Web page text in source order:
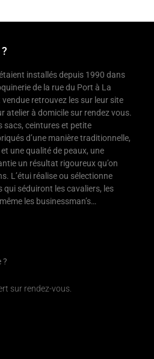
installés depuis 1990 dans
de la rue du Port à La
retrouvez les sur leur site
atelier à domicile sur rendez vous.
sacs, ceintures et petite
d’une manière traditionnelle,
une qualité de peaux, une
un résultat rigoureux qu’on
L’étui réalise ou sélectionne
qui séduiront les cavaliers, les
les businessman’s…
?
sur rendez-vous.